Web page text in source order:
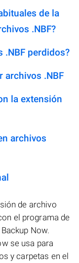
de la
.NBF?
.NBF perdidos?
archivos .NBF
la extensión
archivos
de archivo
el programa de
Now.
se usa para
y carpetas en el